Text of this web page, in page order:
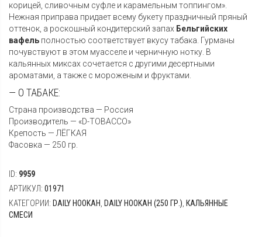
корицей, сливочным суфле и карамельным топпингом».
Нежная приправа придает всему букету праздничный пряный
оттенок, а роскошный кондитерский запах Бельгийских
вафель полностью соответствует вкусу табака. Гурманы
почувствуют в этом муасселе и черничную нотку. В
кальянных миксах сочетается с другими десертными
ароматами, а также с мороженым и фруктами.
— О ТАБАКЕ:
Страна производства — Россия
Производитель — «D-TOBACCO»
Крепость — ЛЁГКАЯ
Фасовка — 250 гр.
ID: 9959
АРТИКУЛ: 01971
КАТЕГОРИИ: DAILY HOOKAH, DAILY HOOKAH (250 ГР.), КАЛЬЯННЫЕ
СМЕСИ